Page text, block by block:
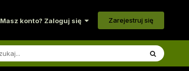
Masz konto? Zaloguj się Zarejestruj się